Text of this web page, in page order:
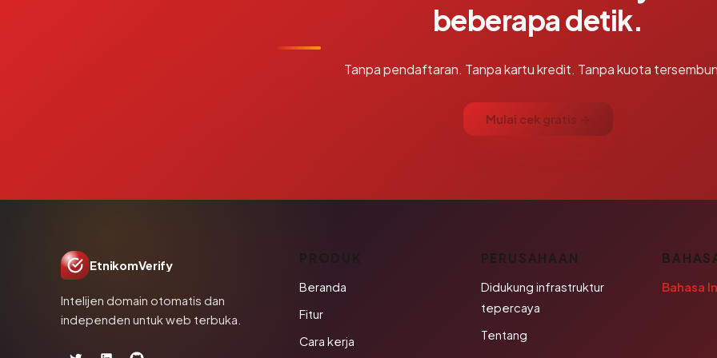
beberapa detik.
Tanpa pendaftaran. Tanpa kartu kredit. Tanpa kuota
Mulai cek gratis →
EtnikomVerify
Intelijen domain otomatis dan
independen untuk web terbuka.
PRODUK
Beranda
Fitur
Cara kerja
PERUSAHAAN
Didukung infrastruktur
tepercaya
Tentang
Bahasa